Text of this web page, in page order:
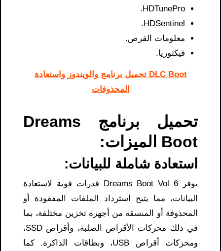
HDTunePro.
HDSentinel.
معلومات القرص.
فيكتوريا.
DLC Boot تحميل برنامج والويندوز واستعادة
المحذوفات
تحميل برنامج Dreams
Boot الميزات:
استعادة شاملة للبيانات:
يوفر Dreams Boot Vol 6 قدرات قوية لاستعادة
البيانات، مما يتيح استرداد الملفات المفقودة أو
المحذوفة أو المنسقة من أجهزة تخزين مختلفة، بما
في ذلك محركات الأقراص الصلبة، وأقراص SSD،
ومحركات أقراص USB، وبطاقات الذاكرة. كما